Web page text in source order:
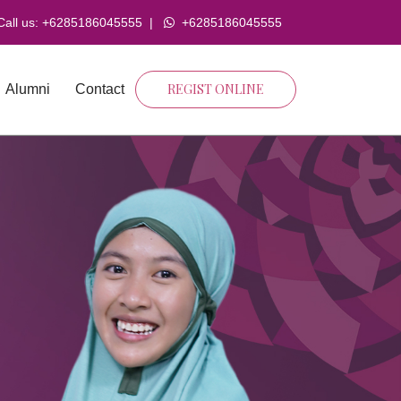
us: +6285186045555 | +6285186045555
Alumni Contact REGIST ONLINE